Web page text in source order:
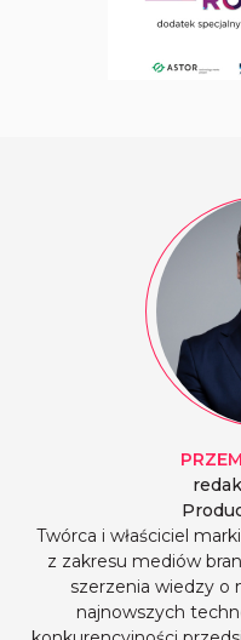
Twórca i właściciel
z zakresu mediów
szerzenia wiedzy o
najnowszych